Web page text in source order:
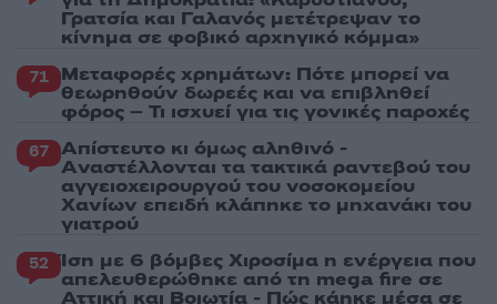
Γρατσία και Γαλανός μετέτρεψαν το
κίνημα σε φοβικό αρχηγικό κόμμα»
71 Μεταφορές χρημάτων: Πότε μπορεί να
θεωρηθούν δωρεές και να επιβληθεί
φόρος – Τι ισχυεί για τις γονικές παροχές
67 Απίστευτο κι όμως αληθινό -
Aναστέλλονται τα τακτικά ραντεβού του
αγγειοχειρουργού του νοσοκομείου
Χανίων επειδή κλάπηκε το μηχανάκι του
γιατρού
52 Ίση με 6 βόμβες Χιροσίμα η ενέργεια που
απελευθερώθηκε από τη mega fire σε
Αττική και Βοιωτία - Πώς κάηκε μέσα σε